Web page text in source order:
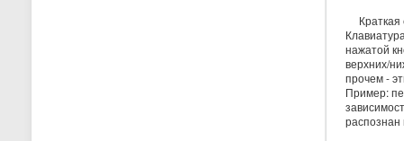
Краткая
нажатой
верхних/
прочем -
Пример: